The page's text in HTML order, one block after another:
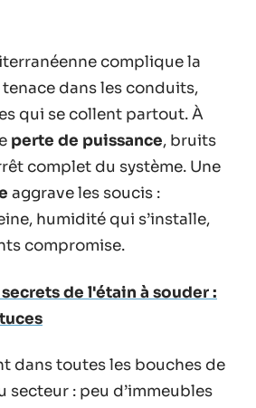
complique la
dans les conduits,
qui se collent partout. À
perte de puissance, bruits
complet du système. Une
aggrave les soucis :
humidité qui s’installe,
compromise.
secrets de l'étain à souder :
dans toutes les bouches de
secteur : peu d’immeubles